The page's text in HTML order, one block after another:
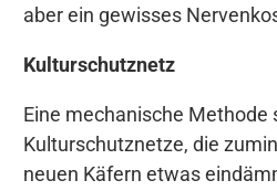
aber ein gewisses
Kulturschutznetz
Eine mechanische Methode
Kulturschutznetze, die
neuen Käfern etwas